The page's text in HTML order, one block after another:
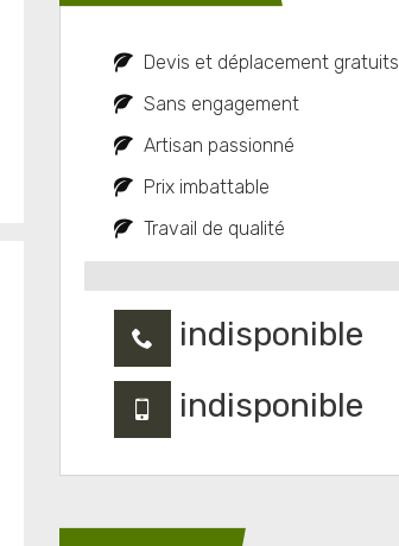
Devis et déplacement gratuits
Sans engagement
Artisan passionné
Prix imbattable
Travail de qualité
indisponible
indisponible